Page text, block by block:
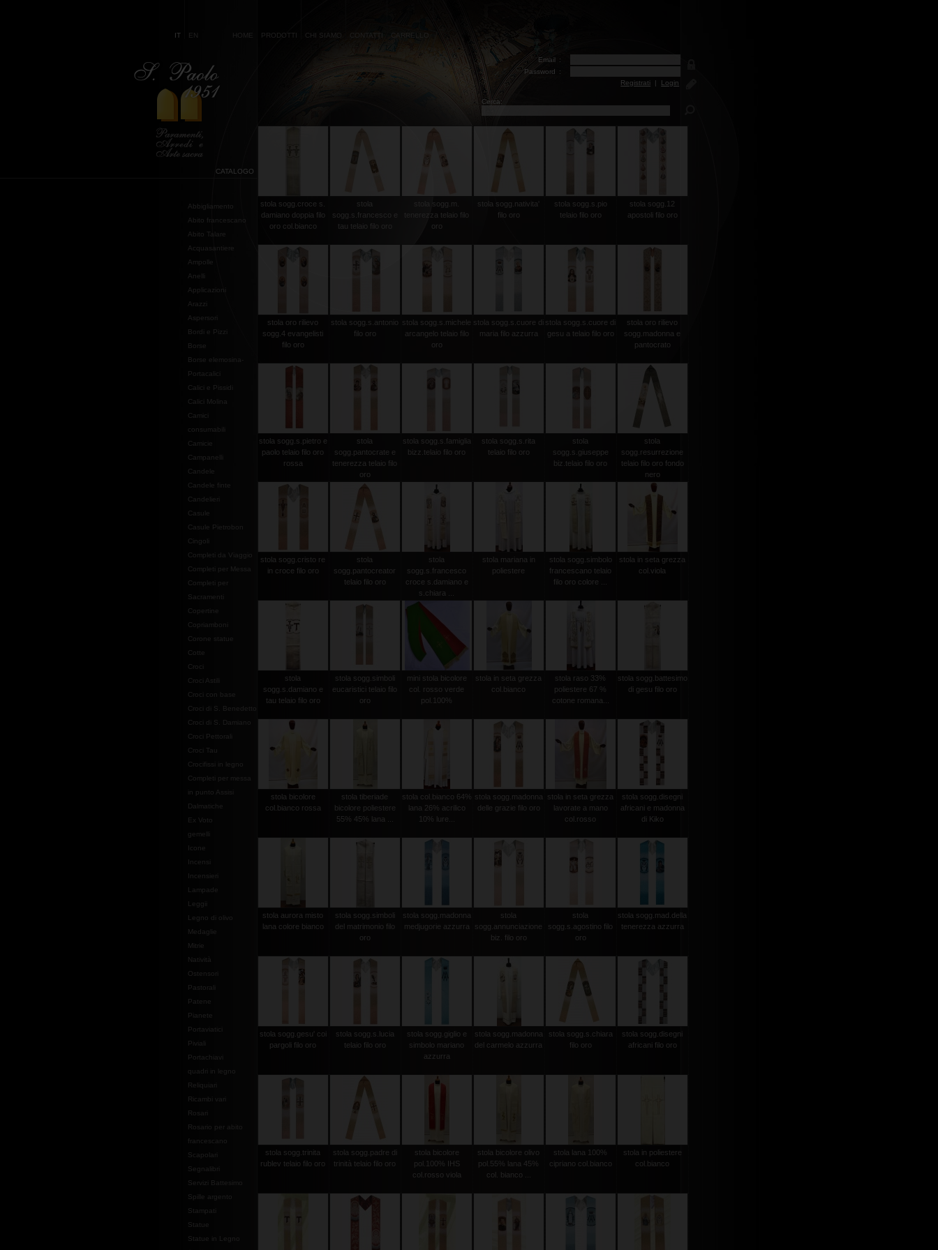
IT EN HOME PRODOTTI CHI SIAMO CONTATTI
Email :
Password
:
Registrati | Login
Cerca:
CATALOGO
Abbigliamento
Abito francescano
Abito Talare
Acquasantiere
Ampolle
Anelli
Applicazioni
Arazzi
Aspersori
Bordi e Pizzi
Borse
Borse elemosina-
Portacalici
Calici e Pissidi
Calici Molina
Camici
consumabili
Camicie
Campanelli
Candele
Candele finte
Candelieri
Casule
Casule Pietrobon
Cingoli
Completi da Viaggio
Completi per Messa
Completi per
Sacramenti
Copertine
Copriamboni
Corone statue
Cotte
Croci
Croci Astili
Croci con base
Croci di S. Benedetto
Croci di S. Damiano
Croci Pettorali
Croci Tau
Crocifissi in legno
Completi per messa
in punto Assisi
Dalmatiche
Ex Voto
gemelli
Icone
Incensi
Incensieri
Lampade
Leggii
Legno di olivo
Medaglie
Mitrie
Natività
Ostensori
Pastorali
Patene
Pianete
Portaviatici
Piviali
Portachiavi
quadri in legno
Reliquiari
Ricambi vari
Rosari
Rosario per abito
francescano
Scapolari
Segnalibri
Servizi Battesimo
Spille argento
Stampati
Statue
Statue in Legno
stola sogg.croce s.
damiano doppia filo
oro col.bianco
stola
sogg.s.francesco e
tau telaio filo oro
stola sogg.m.
tenerezza telaio filo
oro
stola sogg.nativita'
filo oro
stola sogg.s.pio
telaio filo oro
stola sogg.12
apostoli filo oro
stola oro rilievo
sogg.4 evangelisti
filo oro
stola sogg.s.antonio
filo oro
stola sogg.s.michele
arcangelo telaio filo
oro
stola sogg.s.cuore di
maria filo azzurra
stola sogg.s.cuore di
gesu a telaio filo oro
stola oro rilievo
sogg.madonna e
pantocrato
stola sogg.s.pietro e
paolo telaio filo oro
rossa
stola
sogg.pantocrate e
tenerezza telaio filo
oro
stola sogg.s.famiglia
bizz.telaio filo oro
stola sogg.s.rita
telaio filo oro
stola
sogg.s.giuseppe
biz.telaio filo oro
stola
sogg.resurrezione
telaio filo oro fondo
nero
stola sogg.cristo re
in croce filo oro
stola
sogg.pantocreator
telaio filo oro
stola
sogg.s.francesco
croce s.damiano e
s.chiara ...
stola mariana in
poliestere
stola sogg.simbolo
francescano telaio
filo oro colore ...
stola in seta grezza
col.viola
stola
sogg.s.damiano e
tau telaio filo oro
stola sogg.simboli
eucaristici telaio filo
oro
mini stola bicolore
col. rosso verde
pol.100%
stola in seta grezza
col.bianco
stola raso 33%
poliestere 67 %
cotone romana...
stola sogg.battesimo
di gesu filo oro
stola bicolore
col.bianco rossa
stola tiberiade
bicolore poliestere
55% 45% lana ...
stola col.bianco 64%
lana 26% acrilico
10% lure...
stola sogg.madonna
delle grazie filo oro
stola in seta grezza
lavorate a mano
col.rosso
stola sogg.disegni
africani e madonna
di Kiko
stola aurora misto
lana colore bianco
stola sogg.simboli
del matrimonio filo
oro
stola sogg.madonna
medjugorie azzurra
stola
sogg.annunciazione
biz. filo oro
stola
sogg.s.agostino filo
oro
stola sogg.mad.della
tenerezza azzurra
stola sogg.gesu' coi
pargoli filo oro
stola sogg.s.lucia
telaio filo oro
stola sogg.giglio e
simbolo mariano
azzurra
stola sogg.madonna
del carmelo azzurra
stola sogg.s.chiara
filo oro
stola sogg.disegni
africani filo oro
stola sogg.trinita
rublev telaio filo oro
stola sogg.padre di
trinità telaio filo oro
stola bicolore
pol.100% IHS
col.rosso viola
stola bicolore olivo
pol.55% lana 45%
col. bianco ...
stola lana 100%
cipriano col.bianco
stola in poliestere
col.bianco